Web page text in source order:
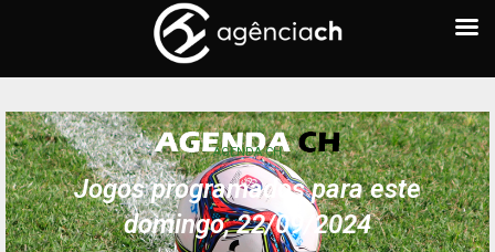
AGENDA CH
Jogos programados para este
domingo, 22/09/2024